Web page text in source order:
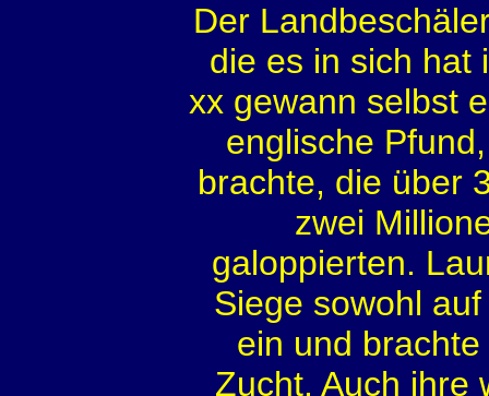
Der
die es in sich hat
xx gewann selbst
englische
brachte, die über
zwei
galoppierten.
Siege sowohl
ein und
Zucht. Auch ihre